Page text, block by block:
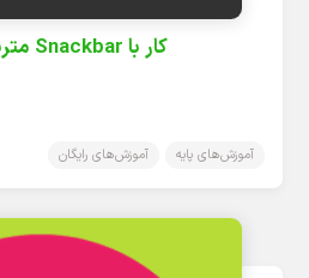
کار با Snackbar متریال دیزاین
آموزش‌های پایه آموزش‌های رایگان